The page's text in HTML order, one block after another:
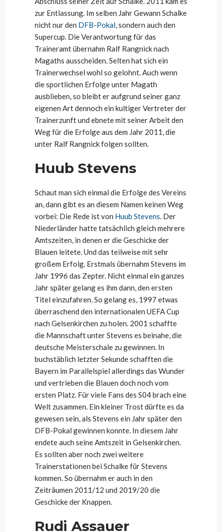
zur Entlassung. Im selben Jahr Gewann Schalke
nicht nur den DFB-Pokal, sondern auch den
Supercup. Die Verantwortung für das
Traineramt übernahm Ralf Rangnick nach
Magaths ausscheiden. Selten hat sich ein
Trainerwechsel wohl so gelohnt. Auch wenn
die sportlichen Erfolge unter Magath
ausblieben, so bleibt er aufgrund seiner ganz
eigenen Art dennoch ein kultiger Vertreter der
Trainerzunft und ebnete mit seiner Arbeit den
Weg für die Erfolge aus dem Jahr 2011, die
unter Ralf Rangnick folgen sollten.
Huub Stevens
Schaut man sich einmal die Erfolge des Vereins
an, dann gibt es an diesem Namen keinen Weg
vorbei: Die Rede ist von Huub Stevens. Der
Niederländer hatte tatsächlich gleich mehrere
Amtszeiten, in denen er die Geschicke der
Blauen leitete. Und das teilweise mit sehr
großem Erfolg. Erstmals übernahm Stevens im
Jahr 1996 das Zepter. Nicht einmal ein ganzes
Jahr später gelang es ihm dann, den ersten
Titel einzufahren. So gelang es, 1997 etwas
überraschend den internationalen UEFA Cup
nach Gelsenkirchen zu holen. 2001 schaffte
die Mannschaft unter Stevens es beinahe, die
deutsche Meisterschale zu gewinnen. In
buchstäblich letzter Sekunde schafften die
Bayern im Parallelspiel allerdings das Wunder
und vertrieben die Blauen doch noch vom
ersten Platz. Für viele Fans des S04 brach eine
Welt zusammen. Ein kleiner Trost dürfte es da
gewesen sein, als Stevens ein Jahr später den
DFB-Pokal gewinnen konnte. In diesem Jahr
endete auch seine Amtszeit in Gelsenkirchen.
Es sollten aber noch zwei weitere
Trainerstationen bei Schalke für Stevens
kommen. So übernahm er auch in den
Zeiträumen 2011/12 und 2019/20 die
Geschicke der Knappen.
Rudi Assauer